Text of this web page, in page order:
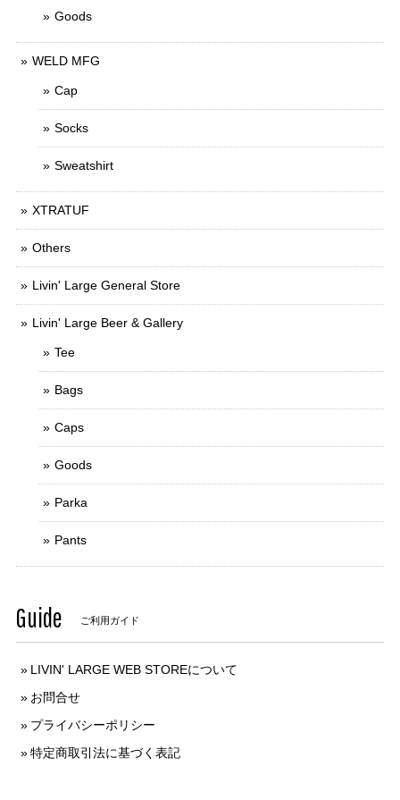
Goods
WELD MFG
Cap
Socks
Sweatshirt
XTRATUF
Others
Livin' Large General Store
Livin' Large Beer & Gallery
Tee
Bags
Caps
Goods
Parka
Pants
Guide ご利用ガイド
LIVIN' LARGE WEB STOREについて
お問合せ
プライバシーポリシー
特定商取引法に基づく表記